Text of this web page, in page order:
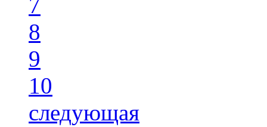
7
8
9
10
следующая